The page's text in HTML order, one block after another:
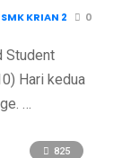
KRIAN 2 0
Student
Hari kedua
…
825